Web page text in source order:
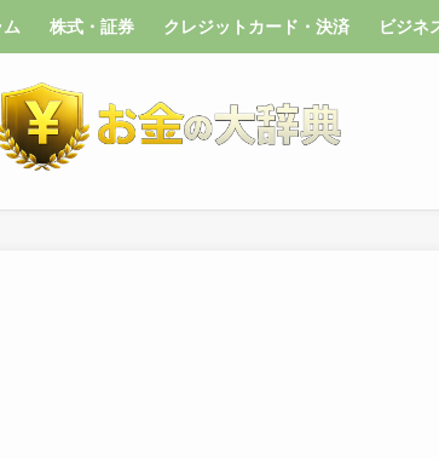
ム 株式・証券 クレジットカード・決済 ビジネ